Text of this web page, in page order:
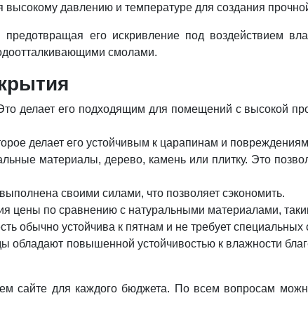
давлению и температуре для создания
его искривление под воздействием
смолами.
делает его подходящим для помещений с высокой
делает его устойчивым к царапинам и
материалы, дерево, камень или плитку. Это
своими силами, что позволяет сэкономить.
цены по сравнению с натуральными материалами,
обычно устойчива к пятнам и не требует специальных
повышенной устойчивостью к влажности
сайте для каждого бюджета. По всем вопросам